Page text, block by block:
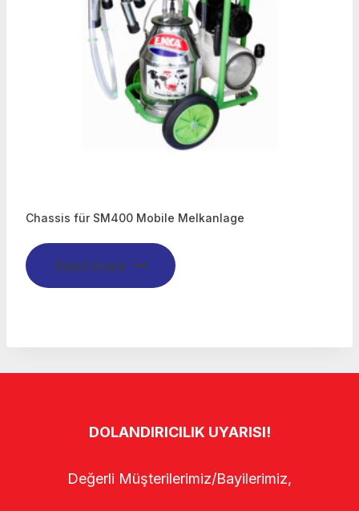
Chassis für SM400 Mobile Melkanlage
Read more
DOLANDIRICILIK UYARISI!
Değerli Müşterilerimiz/Bayilerimiz,